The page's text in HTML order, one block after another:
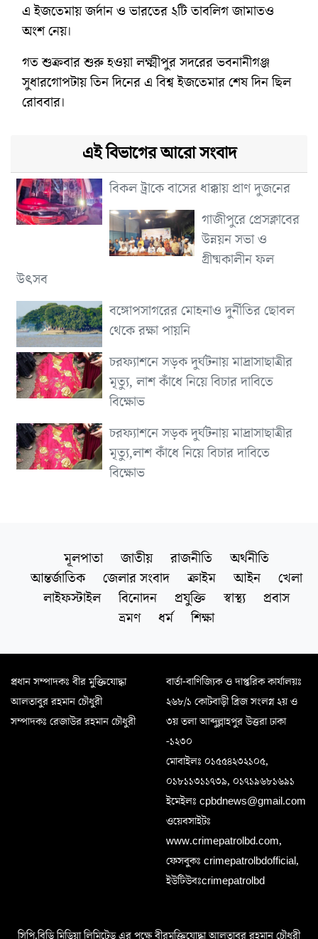
এ ইজতেমায় জর্দান ও ভারতের ২টি তাবলিগ জামাতও
অংশ নেয়।
গত শুক্রবার শুরু হওয়া লক্ষ্মীপুর সদরের ভবনানীগঞ্জ
সুধারগোপটায় তিন দিনের এ বিশ্ব ইজতেমার শেষ দিন ছিল
রোববার।
এই বিভাগের আরো সংবাদ
বিকল ট্রাকে বাসের ধাক্কায় প্রাণ দুজনের
গাজীপুরে প্রেসক্লাবের
উন্নয়ন সভা ও
গ্রীষ্মকালীন ফল
উৎসব
বঙ্গোপসাগরের মোহনাও দুর্নীতির ছোবল
থেকে রক্ষা পায়নি
চরফ্যাশনে সড়ক দুর্ঘটনায় মাদ্রাসাছাত্রীর
মৃত্যু, লাশ কাঁধে নিয়ে বিচার দাবিতে
বিক্ষোভ
চরফ্যাশনে সড়ক দুর্ঘটনায় মাদ্রাসাছাত্রীর
মৃত্যু,লাশ কাঁধে নিয়ে বিচার দাবিতে
বিক্ষোভ
মূলপাতা জাতীয় রাজনীতি
অর্থনীতি
আন্তর্জাতিক
জেলার সংবাদ ক্রাইম আইন
খেলা
লাইফস্টাইল
বিনোদন প্রযুক্তি স্বাস্থ্য
প্রবাস
ভ্রমণ
ধর্ম শিক্ষা
প্রধান সম্পাদকঃ বীর মুক্তিযোদ্ধা
আলতাবুর রহমান চৌধুরী
সম্পাদকঃ রেজাউর রহমান চৌধুরী
বার্তা-বাণিজ্যিক ও দাপ্তরিক কার্যালয়ঃ
২৬৮/১ কোটবাড়ী ব্রিজ সংলগ্ন ২য় ও
৩য় তলা আব্দুল্লাহপুর উত্তরা ঢাকা
-১২৩০
মোবাইলঃ ০১৫৫৪২৩২১০৫,
০১৮১১৩১১৭৩৯, ০১৭১৯৬৮১৬৯১
ইমেইলঃ cpbdnews@gmail.com
ওয়েবসাইটঃ
www.crimepatrolbd.com,
ফেসবুকঃ crimepatrolbdofficial,
ইউটিউবঃcrimepatrolbd
সিপি.বিডি মিডিয়া লিমিটেড এর পক্ষে বীরমুক্তিযোদ্ধা আলতাবুর রহমান চৌধুরী